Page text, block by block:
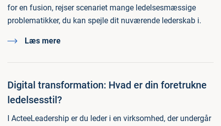
for en fusion, rejser scenariet mange ledelsesmæssige
problematikker, du kan spejle dit nuværende lederskab i.
Læs mere
Digital transformation: Hvad er din foretrukne
ledelsesstil?
I ActeeLeadership er du leder i en virksomhed, der undergår